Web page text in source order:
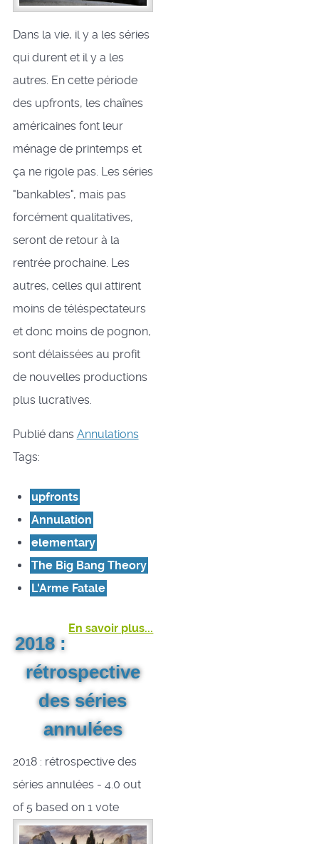
Dans la vie, il y a les séries
qui durent et il y a les
autres. En cette période
des upfronts, les chaînes
américaines font leur
ménage de printemps et
ça ne rigole pas. Les séries
"bankables", mais pas
forcément qualitatives,
seront de retour à la
rentrée prochaine. Les
autres, celles qui attirent
moins de téléspectateurs
et donc moins de pognon,
sont délaissées au profit
de nouvelles productions
plus lucratives.
Publié dans Annulations
Tags:
upfronts
Annulation
elementary
The Big Bang Theory
L'Arme Fatale
En savoir plus...
2018 :
rétrospective
des séries
annulées
2018 : rétrospective des
séries annulées- 4.0 out
of 5 based on 1vote